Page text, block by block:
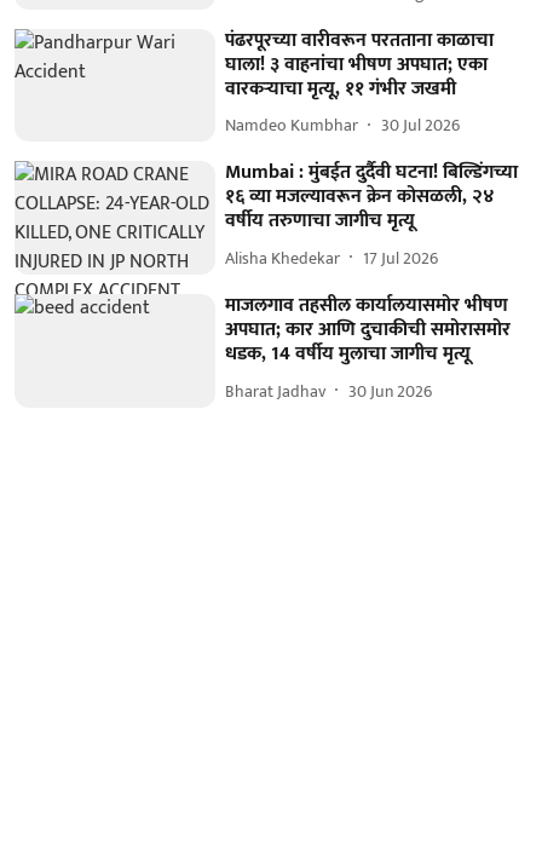
पंढरपूरच्या वारीवरून परतताना काळाचा
घाला! ३ वाहनांचा भीषण अपघात; एका
वारकऱ्याचा मृत्यू, ११ गंभीर जखमी
Namdeo Kumbhar 30 Jul 2026
Mumbai : मुंबईत दुर्दैवी घटना! बिल्डिंगच्या
१६ व्या मजल्यावरून क्रेन कोसळली, २४
वर्षीय तरुणाचा जागीच मृत्यू
Alisha Khedekar 17 Jul 2026
माजलगाव तहसील कार्यालयासमोर भीषण
अपघात; कार आणि दुचाकीची समोरासमोर
धडक, 14 वर्षीय मुलाचा जागीच मृत्यू
Bharat Jadhav 30 Jun 2026